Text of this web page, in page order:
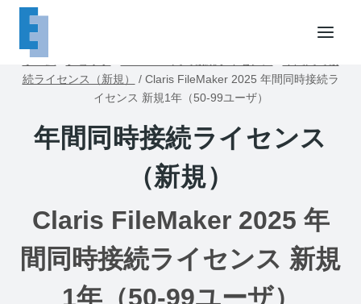
ホーム
続ライセンス（新規）
/ Claris FileMaker 2025 年間同時接続ラ
イセンス 新規1年（50-99ユーザ）
年間同時接続ライセンス
（新規）
Claris FileMaker 2025 年
間同時接続ライセンス 新規
1年（50-99ユーザ）